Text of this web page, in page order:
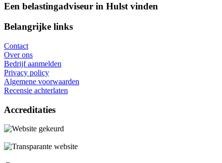
Een belastingadviseur in Hulst vinden
Belangrijke links
Contact
Over ons
Bedrijf aanmelden
Privacy policy
Algemene voorwaarden
Recensie achterlaten
Accreditaties